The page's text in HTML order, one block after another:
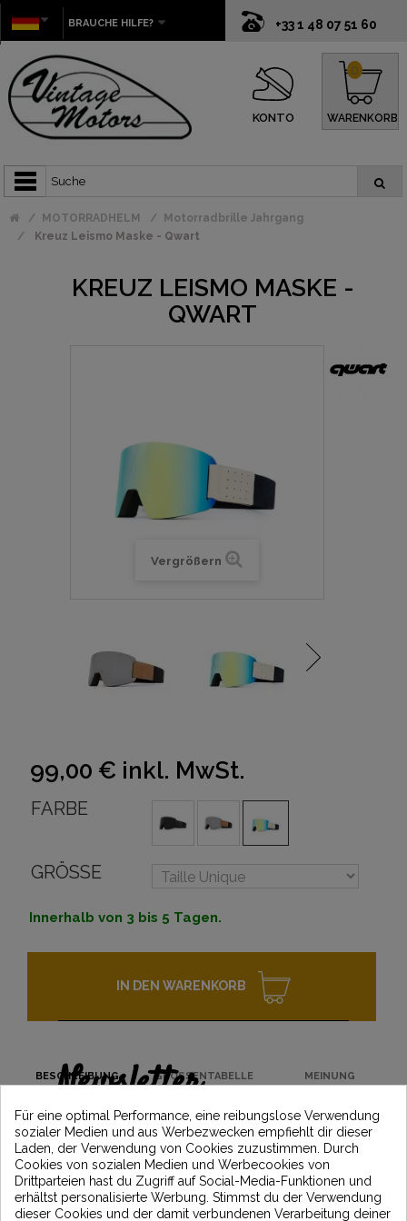
+33 1 48 07 51 60
BRAUCHE HILFE?
KONTO WARENKORB
0
MOTORRADHELM
Motorradbrille Jahrgang
Kreuz Leismo Maske - Qwart
KREUZ LEISMO MASKE -
QWART
Vergrößern
99,00 € inkl. MwSt.
FARBE
GRÖSSE
Innerhalb von 3 bis 5 Tagen.
IN DEN WARENKORB
BESCHREIBUNG GRÖSSENTABELLE MEINUNG
Newsletter
Erhalten Sie 5€ Rabatt auf Ihre erste
Bestellung, indem Sie sich anmelden und
über die neuesten Vintage Motors-
Nachrichten informiert bleiben
Für eine optimal Performance, eine reibungslose Verwendung
sozialer Medien und aus Werbezwecken empfiehlt dir dieser
Laden, der Verwendung von Cookies zuzustimmen. Durch
Cookies von sozialen Medien und Werbecookies von
Drittparteien hast du Zugriff auf Social-Media-Funktionen und
erhältst personalisierte Werbung. Stimmst du der Verwendung
dieser Cookies und der damit verbundenen Verarbeitung deiner